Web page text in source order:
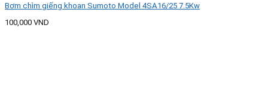
Bơm chìm giếng khoan Sumoto Model 4SA16/25 7.5Kw
100,000 VND